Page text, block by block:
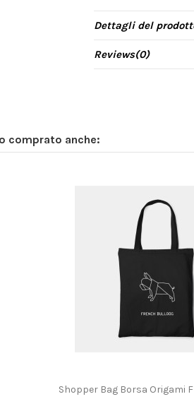
Dettagli del
Reviews(0)
comprato anche:
Shopper Bag Borsa Origami